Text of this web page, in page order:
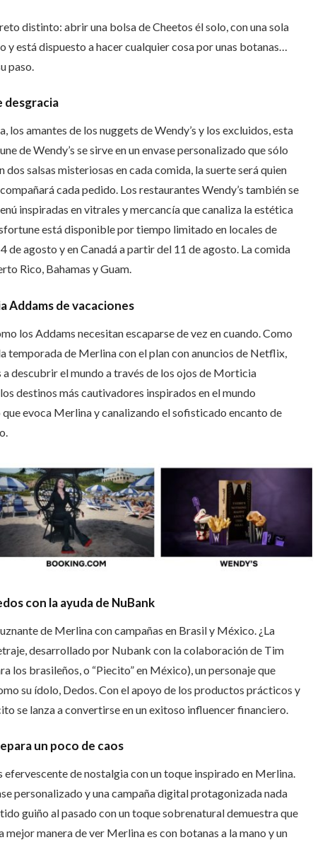
distinto: abrir una bolsa de Cheetos él solo, con una sola
y está dispuesto a hacer cualquier cosa por unas botanas…
paso.
desgracia
los amantes de los nuggets de Wendy’s y los excluidos, esta
de Wendy’s se sirve en un envase personalizado que sólo
salsas misteriosas en cada comida, la suerte será quien
cada pedido. Los restaurantes Wendy’s también se
inspiradas en vitrales y mercancía que canaliza la estética
está disponible por tiempo limitado en locales de
de agosto y en Canadá a partir del 11 de agosto. La comida
Rico, Bahamas y Guam.
Addams de vacaciones
los Addams necesitan escaparse de vez en cuando. Como
temporada de Merlina con el plan con anuncios de Netflix,
descubrir el mundo a través de los ojos de Morticia
destinos más cautivadores inspirados en el mundo
evoca Merlina y canalizando el sofisticado encanto de
con la ayuda de NuBank
de Merlina con campañas en Brasil y México. ¿La
desarrollado por Nubank con la colaboración de Tim
los brasileños, o “Piecito” en México), un personaje que
su ídolo, Dedos. Con el apoyo de los productos prácticos y
se lanza a convertirse en un exitoso influencer financiero.
un poco de caos
efervescente de nostalgia con un toque inspirado en Merlina.
personalizado y una campaña digital protagonizada nada
guiño al pasado con un toque sobrenatural demuestra que
mejor manera de ver Merlina es con botanas a la mano y un